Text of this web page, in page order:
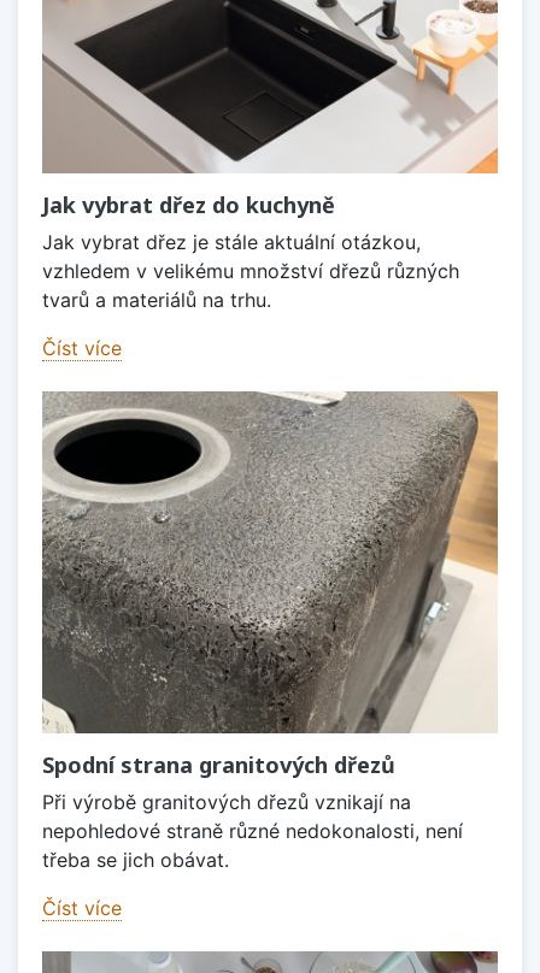
Jak vybrat dřez do kuchyně
Jak vybrat dřez je stále aktuální otázkou,
vzhledem v velikému množství dřezů různých
tvarů a materiálů na trhu.
Číst více
Spodní strana granitových dřezů
Při výrobě granitových dřezů vznikají na
nepohledové straně různé nedokonalosti, není
třeba se jich obávat.
Číst více